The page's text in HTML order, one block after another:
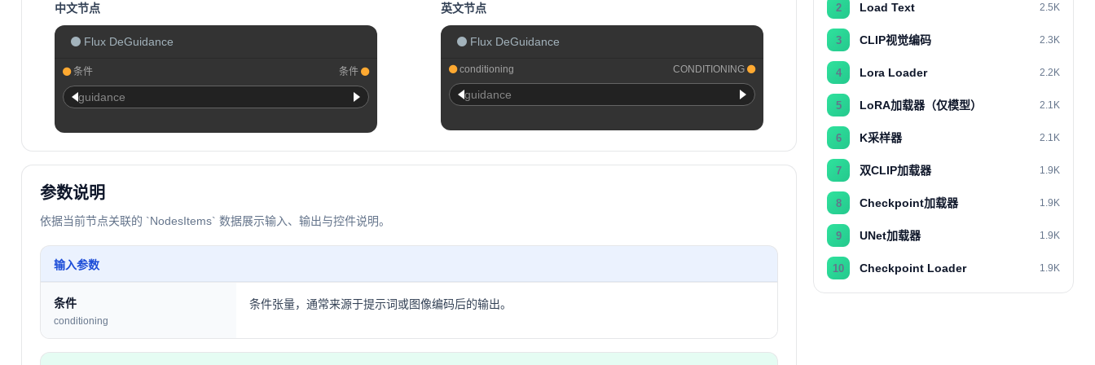
中文节点
Flux DeGuidance
条件 条件
guidance
英文节点
Flux DeGuidance
conditioning CONDITIONING
guidance
参数说明
依据当前节点关联的 `NodesItems` 数据展示输入、输出与控件说明。
输入参数
条件
conditioning
条件张量，通常来源于提示词或图像编码后的输出。
2 Load Text 2.5K
3 CLIP视觉编码 2.3K
4 Lora Loader 2.2K
5 LoRA加载器（仅模型） 2.1K
6 K采样器 2.1K
7 双CLIP加载器 1.9K
8 Checkpoint加载器 1.9K
9 UNet加载器 1.9K
10 Checkpoint Loader 1.9K